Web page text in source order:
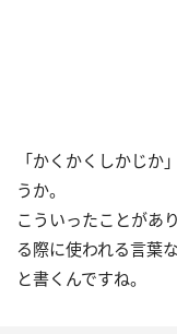
「かくかくしかじか
うか。
こういったことがあ
る際に使われる言葉
と書くんですね。